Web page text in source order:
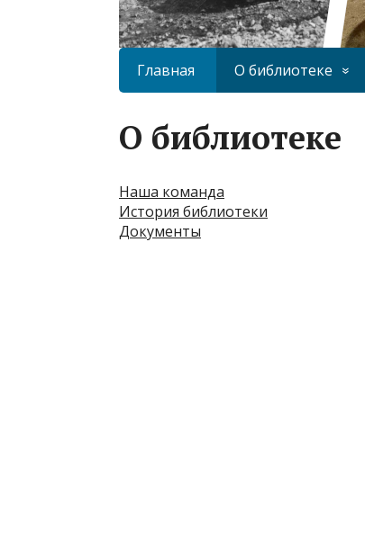
Главная О библиотеке
О библиотеке
Наша команда
История библиотеки
Документы